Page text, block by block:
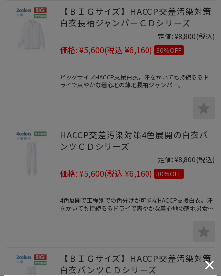
【ＢＩＧサイズ】HACCP交差汚染対策
白衣長袖ジャンパーＣＤシリーズ
定価: ¥8,800(税込)
価格: ¥5,600(税込 ¥6,160) 30%OFF
ビッグサイズHACCP支援白衣。汗をかいても持続るるド
ライで爽やかな着心地の薄地長袖ジャンパー。
HACCP交差汚染対策4色展開の白衣パ
ンツＣＤシリーズ
定価: ¥8,800(税込)
価格: ¥5,600(税込 ¥6,160) 30%OFF
4色展開で工程別での色分けが可能なHACCP支援白衣。汗
をかいても持続るるドライで爽やかな着心地の薄地男女兼
【ＢＩＧサイズ】HACCP交差汚染対策
白衣パンツＣＤシリーズ